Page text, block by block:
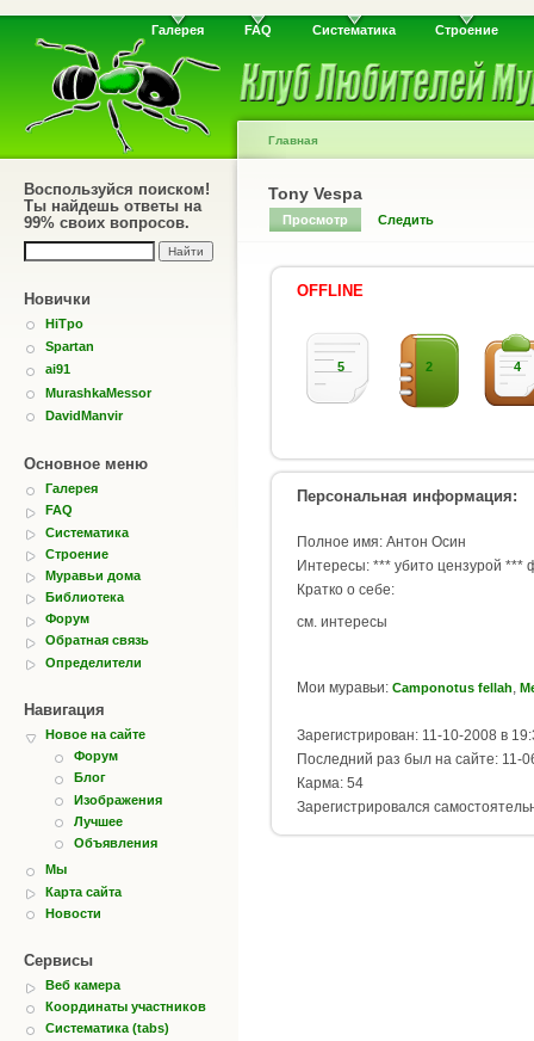
Галерея FAQ Систематика Строение
Воспользуйся поиском!
Ты найдешь ответы на
99% своих вопросов.
Новички
HiTpo
Spartan
ai91
MurashkaMessor
DavidManvir
Основное меню
Галерея
FAQ
Систематика
Строение
Муравьи дома
Библиотека
Форум
Обратная связь
Определители
Навигация
Новое на сайте
Форум
Блог
Изображения
Лучшее
Объявления
Мы
Карта сайта
Новости
Сервисы
Веб камера
Координаты участников
Систематика (tabs)
Главная
Tony Vespa
Просмотр Следить
OFFLINE
5 2 4
Персональная информация:
Полное имя: Антон Осин
Интересы: *** убито цензурой ***
Кратко о себе:
см. интересы
Мои муравьи: Camponotus fellah
Зарегистрирован: 11-10-2008 в
Последний раз был на сайте: 11-
Карма: 54
Зарегистрировался